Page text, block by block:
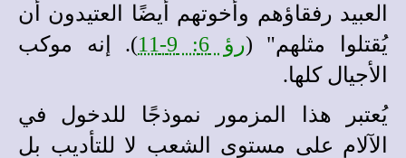
العبيد رفقاؤهم وأخوتهم أيضًا العتيدون أن
يُقتلوا مثلهم" (رؤ 6: 9-11
). إنه موكب
الأجيال كلها.
يُعتبر هذا المزمور نموذجًا للدخول في
الآلام على مستوى الشعب لا للتأديب بل